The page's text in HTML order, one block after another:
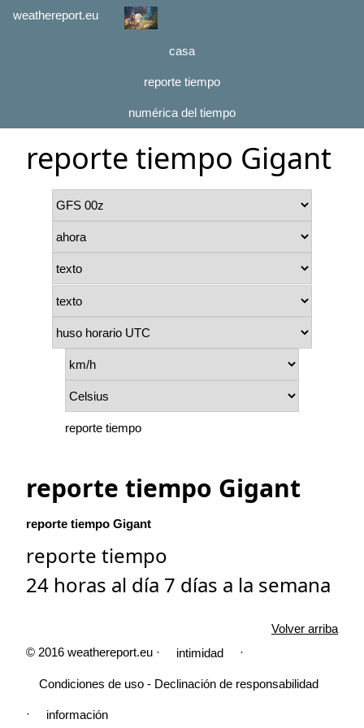
weathereport.eu
casa
reporte tiempo
numérica del tiempo
reporte tiempo Gigant
reporte tiempo
reporte tiempo Gigant
reporte tiempo Gigant
reporte tiempo
24 horas al día 7 días a la semana
Volver arriba
© 2016 weathereport.eu ·
intimidad ·
Condiciones de uso - Declinación de responsabilidad
· información